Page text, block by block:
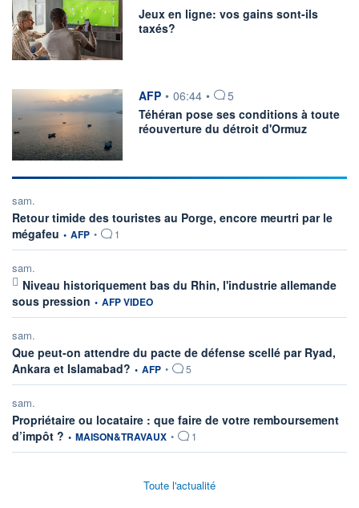
REMY COINTREAU +2,69%AIR FRANCE-KLM -2,95%
PALMARÈS
Dividendes
Secteurs
PER
Jeux en ligne: vos gains sont-ils
taxés?
information fournie par
AFP • 06:44 •
5
Téhéran pose ses conditions à toute
réouverture du détroit d'Ormuz
sam.
Retour timide des touristes au Porge, encore meurtri par le
mégafeu information fournie par
• AFP • 1
sam.
Niveau historiquement bas du Rhin, l'industrie allemande
sous pression information fournie par
• AFP VIDEO
sam.
Que peut-on attendre du pacte de défense scellé par Ryad,
Ankara et Islamabad? information fournie par
• AFP • 5
sam.
Propriétaire ou locataire : que faire de votre remboursement
d’impôt ? information fournie par
• MAISON&TRAVAUX • 1
Toute l'actualité